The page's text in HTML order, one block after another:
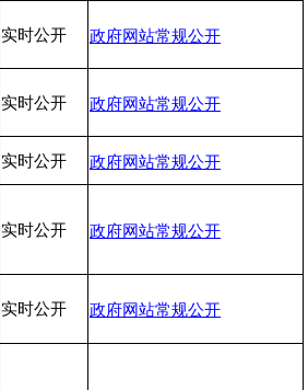
实时公开 政府网站常规公开
实时公开 政府网站常规公开
实时公开 政府网站常规公开
实时公开 政府网站常规公开
实时公开 政府网站常规公开